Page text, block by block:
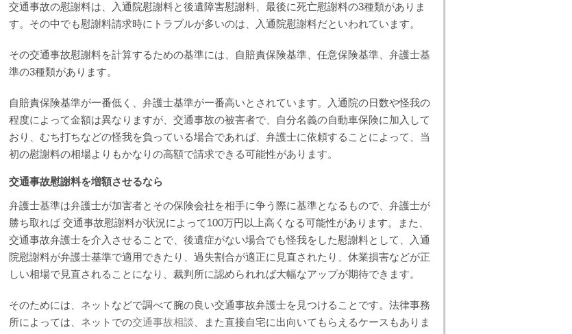
交通事故の慰謝料は、入通院慰謝料と後遺障害慰謝料、最後に死亡慰謝料の3種類がありま
す。その中でも慰謝料請求時にトラブルが多いのは、入通院慰謝料だといわれています。
その交通事故慰謝料を計算するための基準には、自賠責保険基準、任意保険基準、弁護士基
準の3種類があります。
自賠責保険基準が一番低く、弁護士基準が一番高いとされています。入通院の日数や怪我の
程度によって金額は異なりますが、交通事故の被害者で、自分名義の自動車保険に加入して
おり、むち打ちなどの怪我を負っている場合であれば、弁護士に依頼することによって、当
初の慰謝料の相場よりもかなりの高額で請求できる可能性があります。
交通事故慰謝料を増額させるなら
弁護士基準は弁護士が加害者とその保険会社を相手に争う際に基準となるもので、弁護士が
勝ち取れば 交通事故慰謝料が状況によって100万円以上高くなる可能性があります。また、
交通事故弁護士を介入させることで、後遺症がない場合でも怪我をした慰謝料として、入通
院慰謝料が弁護士基準で適用できたり、過失割合が適正に見直されたり、休業損害などが正
しい相場で見直されることになり、裁判所に認められれば大幅なアップが期待できます。
そのためには、ネットなどで調べて腕の良い交通事故弁護士を見つけることです。法律事務
所によっては、ネットでの交通事故相談 、また直接自宅に出向いてもらえるケースもありま